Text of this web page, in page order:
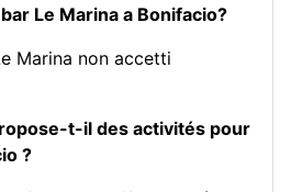
Le Marina a Bonifacio?
Marina non accetti
t-il des activités pour
?